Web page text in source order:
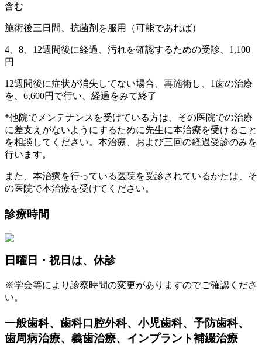
含む
施術後三日間、抗菌剤を服用（可能であれば）
4、8、12週間後に経過、汚れを確認するための受診、1,100
円
12週間後に症状が消失してない場合、再施術し、1歯の治療
を、6,600円で行い、経過をみて終了
*他院でメンテナンスを受けている方は、その医院での治療
に差支えがないようにするために先生に本治療を受けること
を相談してください。本治療、および三回の経過受診のみを
行います。
また、本治療を行っている医院を受診されているかたは、そ
の医院で本治療を受けてください。
診療時間
日曜日・祝日は、休診
※学会等により診察時間の変更がありますのでご確認くださ
い。
一般歯科、歯科口腔外科、小児歯科、予防歯科、
歯周病治療、義歯治療、インプラント補綴治療